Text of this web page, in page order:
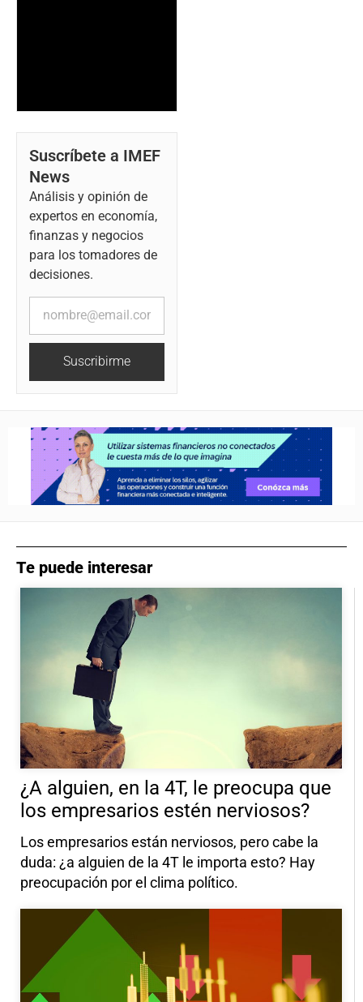
Suscríbete a IMEF
News
Análisis y opinión de
expertos en economía,
finanzas y negocios
para los tomadores de
decisiones.
Suscribirme
Te puede interesar
¿A alguien, en la 4T, le preocupa que
los empresarios estén nerviosos?
Los empresarios están nerviosos, pero cabe la
duda: ¿a alguien de la 4T le importa esto? Hay
preocupación por el clima político.